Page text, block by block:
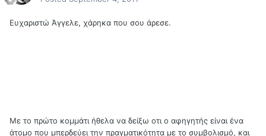
Ευχαριστώ Άγγελε, χάρηκα που σου άρεσε.
Με το πρώτο κομμάτι ήθελα να δείξω οτι ο αφηγητής είναι ένα
άτομο που μπερδεύει την πραγματικότητα με το συμβολισμό, και